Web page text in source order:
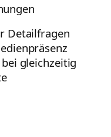
Detailfragen
gleichzeitig